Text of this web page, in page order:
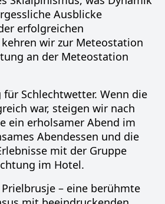
Ausblicke
erfolgreichen
wir zur Meteostation
an der Meteostation
für Schlechtwetter. Wenn die
war, steigen wir nach
ein erholsamer Abend im
Abendessen und die
mit der Gruppe
im Hotel.
– eine berühmte